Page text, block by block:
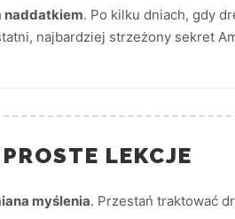
. Po kilku dniach, gdy
najbardziej strzeżony sekret
LEKCJE
myślenia. Przestań traktować